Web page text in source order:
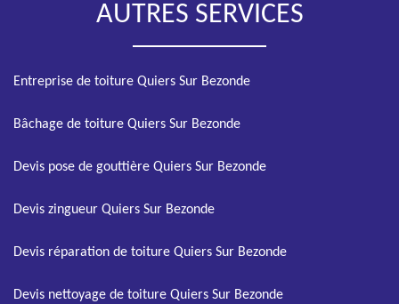
AUTRES SERVICES
Entreprise de toiture Quiers Sur Bezonde
Bâchage de toiture Quiers Sur Bezonde
Devis pose de gouttière Quiers Sur Bezonde
Devis zingueur Quiers Sur Bezonde
Devis réparation de toiture Quiers Sur Bezonde
Devis nettoyage de toiture Quiers Sur Bezonde